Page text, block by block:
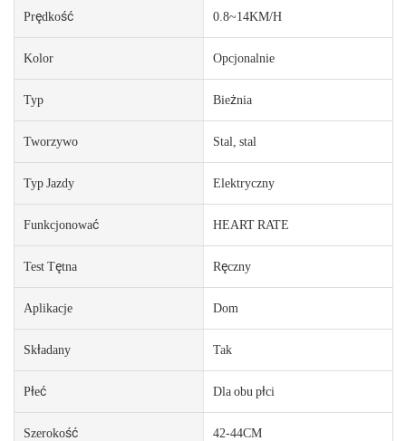
Prędkość 0.8~14KM/H
Kolor Opcjonalnie
Typ Bieżnia
Tworzywo Stal, stal
Typ Jazdy Elektryczny
Funkcjonować HEART RATE
Test Tętna Ręczny
Aplikacje Dom
Składany Tak
Płeć Dla obu płci
Szerokość 42-44CM